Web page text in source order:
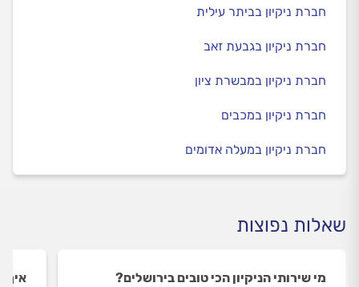
חברת ניקיון בביתר עילית
חברת ניקיון בגבעת זאב
חברת ניקיון במבשרת ציון
חברת ניקיון במכבים
חברת ניקיון במעלה אדומים
שאלות נפוצות
מי שירותי הניקיון הכי טובים בירושלים?
איך